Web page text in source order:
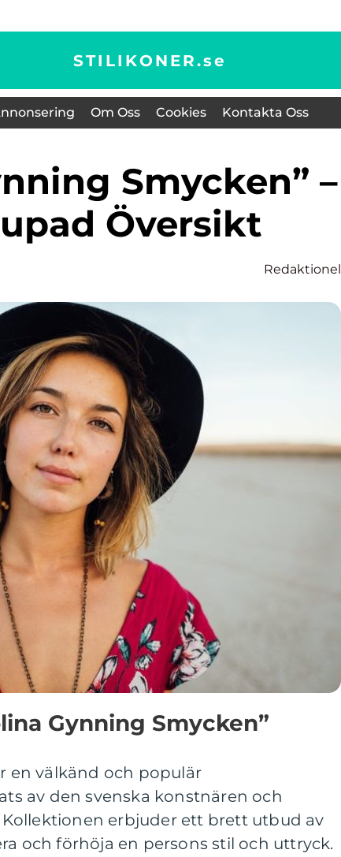
STILIKONER.se
Om Oss Cookies Kontakta Oss
Översikt
Redaktionel
Gynning Smycken”
en välkänd och populär
av den svenska konstnären och
erbjuder ett brett utbud av
och förhöja en persons stil och uttryck.